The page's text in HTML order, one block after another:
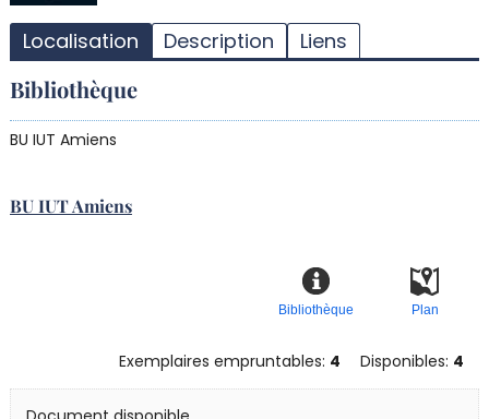
Localisation Description Liens
Bibliothèque
BU IUT Amiens
BU IUT Amiens
Plan
Bibliothèque
Exemplaires empruntables: 4 Disponibles: 4